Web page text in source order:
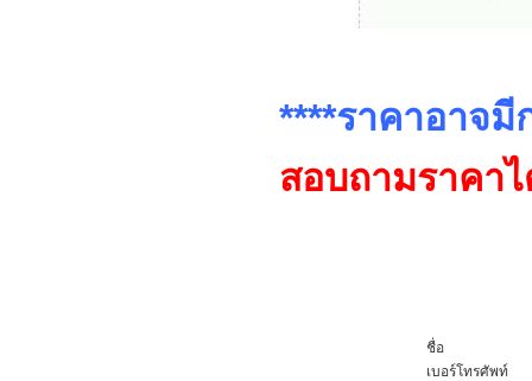
****ราคาอาจ
สอบถามราคา
ชื่อ
เบอร์โทรศัพท์